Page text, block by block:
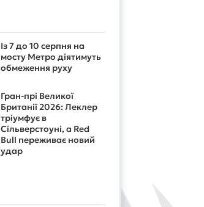
Із 7 до 10 серпня на
мосту Метро діятимуть
обмеження руху
Гран-прі Великої
Британії 2026: Леклер
тріумфує в
Сільверстоуні, а Red
Bull переживає новий
удар